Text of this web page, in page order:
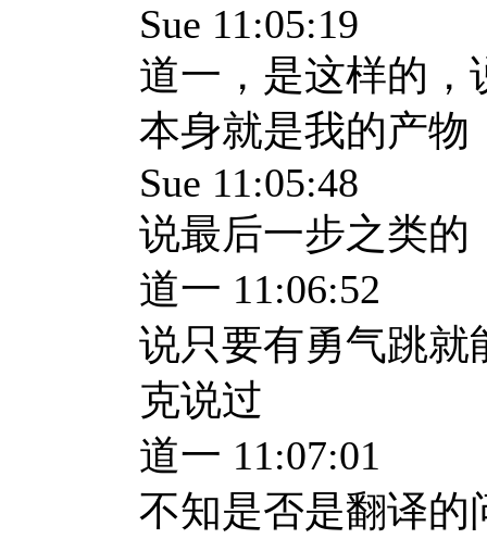
Sue 11:05:19
道一，是这样的，
本身就是我的产物
Sue 11:05:48
说最后一步之类的
道一 11:06:52
说只要有勇气跳就
克说过
道一 11:07:01
不知是否是翻译的